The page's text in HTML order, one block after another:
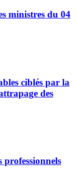
ministres du 04
ciblés par la
des
professionnels